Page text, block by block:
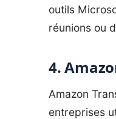
outils
réunions ou
4.
Amazon
entreprises